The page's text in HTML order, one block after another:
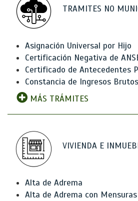
TRAMITES NO
Asignación Universal por Hijo
Certificación Negativa de
Certificado de Antecedentes
Constancia de Ingresos Brutos
MÁS TRÁMITES
VIVIENDA E
Alta de Adrema
Alta de Adrema con